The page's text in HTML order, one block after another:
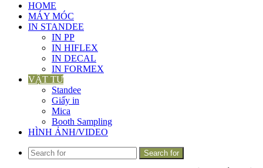
HOME
MÁY MÓC
IN STANDEE
IN PP
IN HIFLEX
IN DECAL
IN FORMEX
VẬT TƯ
Standee
Giấy in
Mica
Booth Sampling
HÌNH ẢNH/VIDEO
Search for